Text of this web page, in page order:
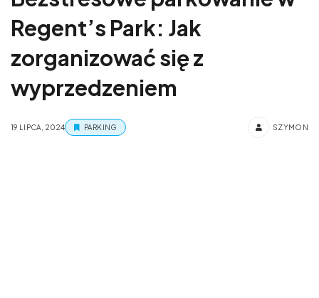
Regent’s Park: Jak
zorganizować się z
wyprzedzeniem
19 LIPCA, 2024 PARKING SZYMON